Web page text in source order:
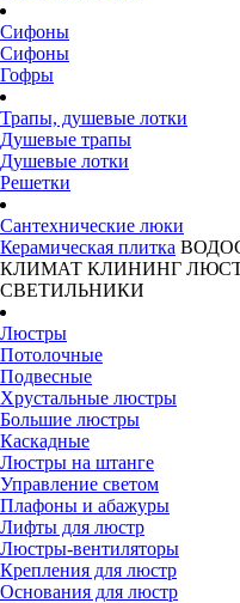
Сифоны
Сифоны
Гофры
Трапы, душевые лотки
Душевые трапы
Душевые лотки
Решетки
Сантехнические люки
Керамическая плитка
КЛИМАТ КЛИНИНГ
СВЕТИЛЬНИКИ
Люстры
Потолочные
Подвесные
Хрустальные люстры
Большие люстры
Каскадные
Люстры на штанге
Управление светом
Плафоны и абажуры
Лифты для люстр
Люстры-вентиляторы
Крепления для люстр
Основания для люстр